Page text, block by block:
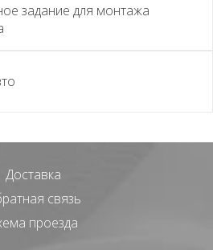
задание для монтажа
Доставка
связь
проезда